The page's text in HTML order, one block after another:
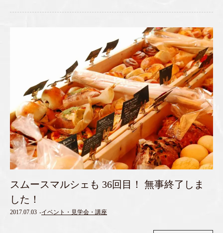
スムースマルシェも 36回目！ 無事終了しま
した！
2017.07.03 -イベント・見学会・講座